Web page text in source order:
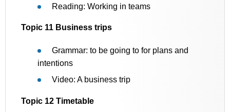
Reading: Working in teams
Topic 11 Business trips
Grammar: to be going to for plans and
intentions
Video: A business trip
Topic 12 Timetable